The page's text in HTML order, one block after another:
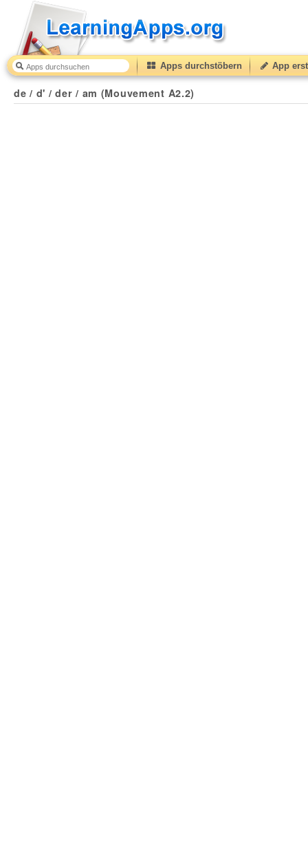
Apps durchstöbern App
de / d' / der / am (Mouvement A2.2)